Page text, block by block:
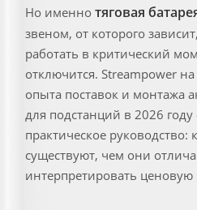
Но именно тяговая
звеном, от которого
работать в критический
отключится. Streampower
опыта поставок и монтажа
для подстанций в 2026
практическое руководство:
существуют, чем они
интерпретировать